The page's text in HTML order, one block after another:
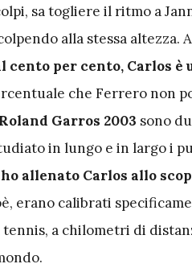
sa togliere il ritmo a
alla stessa altezza.
cento per cento, Carlos è
che Ferrero non
Roland Garros 2003 sono
in lungo e in largo i
allenato Carlos allo
erano calibrati
tennis, a chilometri di